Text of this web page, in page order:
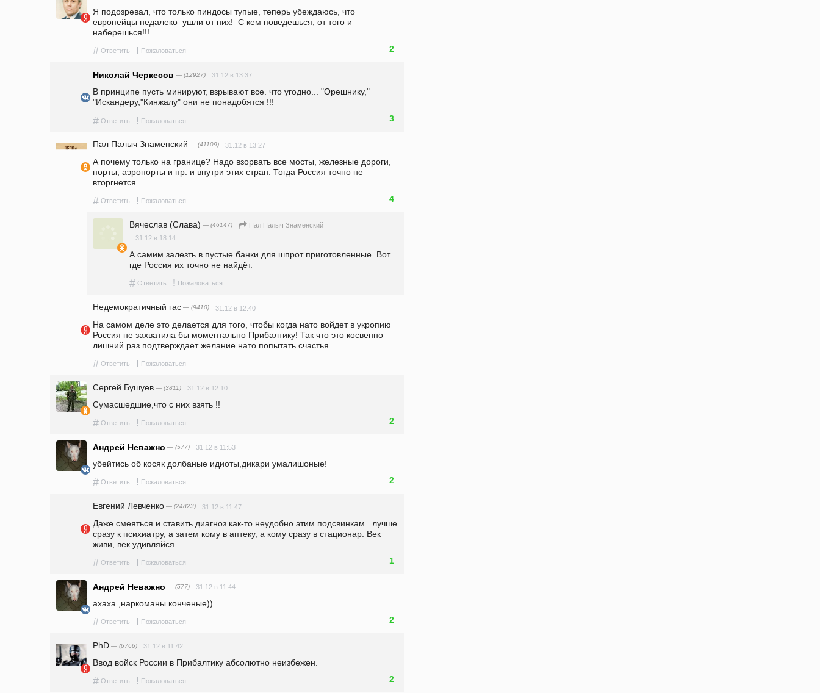
Я подозревал, что только пиндосы тупые, теперь убеждаюсь, что
европейцы недалеко  ушли от них!  С кем поведешься, от того и
наберешься!!!
# Ответить ! Пожаловаться 2
Николай Черкесов — (12927) 31.12 в 13:37
В принципе пусть минируют, взрывают все. что угодно... "Орешнику,"
"Искандеру,"Кинжалу" они не понадобятся !!!
# Ответить ! Пожаловаться 3
Пал Палыч Знаменский — (41109) 31.12 в 13:27
А почему только на границе? Надо взорвать все мосты, железные дороги,
порты, аэропорты и пр. и внутри этих стран. Тогда Россия точно не
вторгнется.
# Ответить ! Пожаловаться 4
Вячеслав (Слава) — (46147)
Пал Палыч Знаменский
31.12 в 18:14
А самим залезть в пустые банки для шпрот приготовленные. Вот
где Россия их точно не найдёт.
# Ответить ! Пожаловаться
Недемократичный гас — (9410) 31.12 в 12:40
На самом деле это делается для того, чтобы когда нато войдет в укропию
Россия не захватила бы моментально Прибалтику! Так что это косвенно
лишний раз подтверждает желание нато попытать счастья...
# Ответить ! Пожаловаться
Сергей Бушуев — (3811) 31.12 в 12:10
Сумасшедшие,что с них взять !!
# Ответить ! Пожаловаться 2
Андрей Неважно — (577) 31.12 в 11:53
убейтись об косяк долбаные идиоты,дикари умалишоные!
# Ответить ! Пожаловаться 2
Евгений Левченко — (24823) 31.12 в 11:47
Даже смеяться и ставить диагноз как-то неудобно этим подсвинкам.. лучше
сразу к психиатру, а затем кому в аптеку, а кому сразу в стационар. Век
живи, век удивляйся.
# Ответить ! Пожаловаться 1
Андрей Неважно — (577) 31.12 в 11:44
ахаха ,наркоманы конченые))
# Ответить ! Пожаловаться 2
PhD — (6766) 31.12 в 11:42
Ввод войск России в Прибалтику абсолютно неизбежен.
# Ответить ! Пожаловаться 2